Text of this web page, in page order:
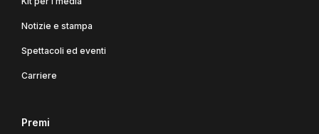
Notizie e stampa
Spettacoli ed eventi
Carriere
Premi